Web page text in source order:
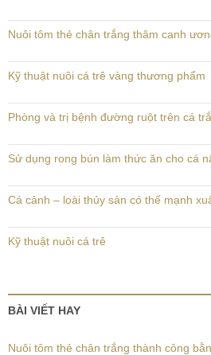
Nuôi tôm thẻ chân trắng thâm canh
Kỹ thuật nuôi cá trê vàng thương phẩm
Phòng và trị bệnh đường ruột trên cá
Sử dụng rong bún làm thức ăn cho cá
Cá cảnh – loài thủy sản có thế mạnh
Kỹ thuật nuôi cá trê
BÀI VIẾT HAY
Nuôi tôm thẻ chân trắng thành công